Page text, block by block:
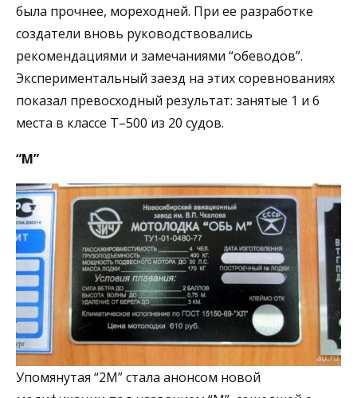
была прочнее, мореходней. При ее разработке
создатели вновь руководствовались
рекомендациями и замечаниями “обеводов”.
Экспериментальный заезд на этих соревнованиях
показал превосходный результат: занятые 1 и 6
места в классе Т–500 из 20 судов.
“М”
Упомянутая “2М” стала анонсом новой